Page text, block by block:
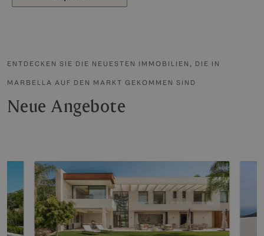
ENTDECKEN SIE DIE NEUESTEN IMMOBILIEN, DIE IN
MARBELLA AUF DEN MARKT GEKOMMEN SIND
Neue Angebote